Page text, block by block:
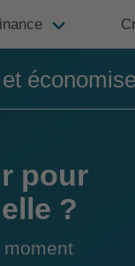
pour
?